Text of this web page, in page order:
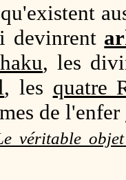
devinrent
, les
, les quatre
de l'enfer
véritable